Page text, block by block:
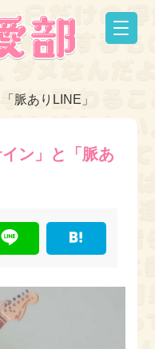
脈ありLINE」
ン」と「脈あ
n
t